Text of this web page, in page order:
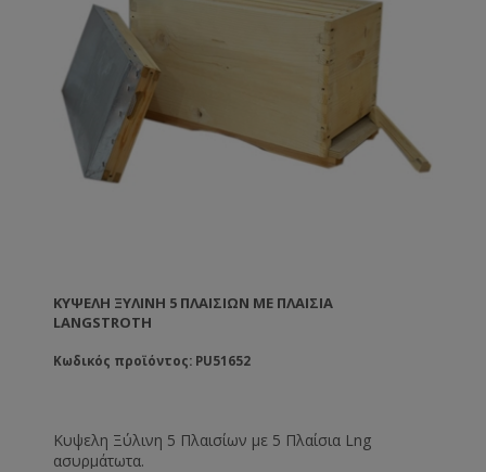
ΚΥΨΕΛΗ ΞΎΛΙΝΗ 5 ΠΛΑΙΣΊΩΝ ΜΕ ΠΛΑΊΣΙΑ
LANGSTROTH
Κωδικός προϊόντος: PU51652
Κυψελη Ξύλινη 5 Πλαισίων με 5 Πλαίσια Lng
ασυρμάτωτα.